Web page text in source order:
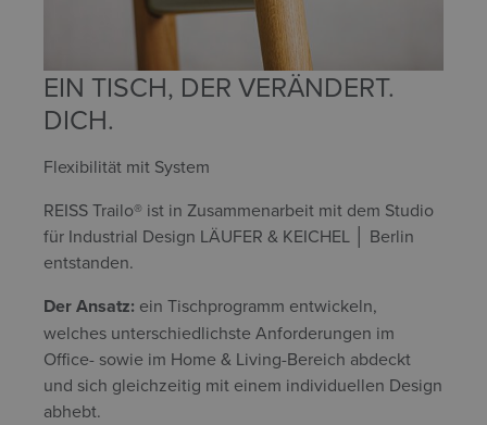
EIN TISCH, DER VERÄNDERT.
DICH.
Flexibilität mit System
REISS Trailo® ist in Zusammenarbeit mit dem Studio
für Industrial Design LÄUFER & KEICHEL │ Berlin
entstanden.
Der Ansatz: ein Tischprogramm entwickeln,
welches unterschiedlichste Anforderungen im
Office- sowie im Home & Living-Bereich abdeckt
und sich gleichzeitig mit einem individuellen Design
abhebt.